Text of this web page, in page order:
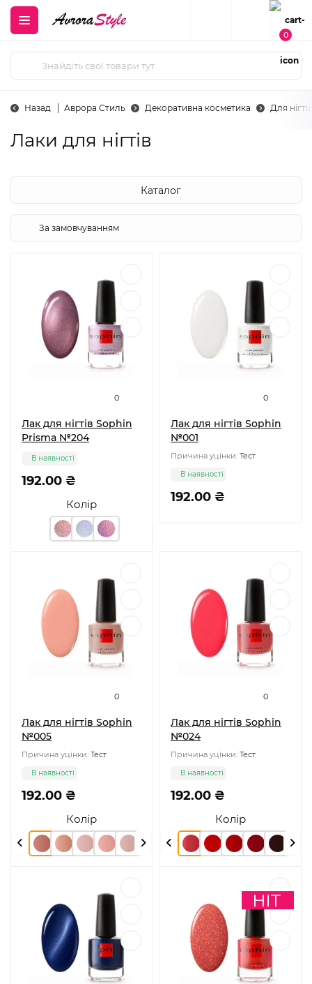
0
Назад Аврора Стиль Декоративна косметика Для нігтів
Лаки для нігтів
Каталог
0
Лак для нігтів Sophin
Prisma №204
Колір
192.00 ₴
В наявності
0
Лак для нігтів Sophin
№001
Причина уцінки: Тест
192.00 ₴
В наявності
0
Лак для нігтів Sophin
№005
Причина уцінки: Тест
Колір
192.00 ₴
В наявності
0
Лак для нігтів Sophin
№024
Причина уцінки: Тест
Колір
192.00 ₴
В наявності